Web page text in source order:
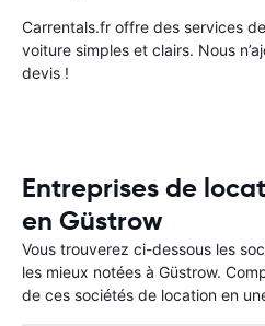
Carrentals.fr offre des services
voiture simples et clairs. Nous
devis !
Entreprises de
en Güstrow
Vous trouverez ci-dessous les
les mieux notées à Güstrow.
de ces sociétés de location en